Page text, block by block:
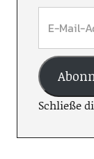
Schließe